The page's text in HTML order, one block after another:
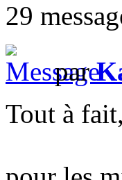
29
par
Tout à